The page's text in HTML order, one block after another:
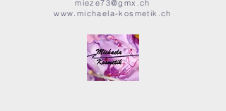
mieze73@gmx.ch
www.michaela-kosmetik.ch